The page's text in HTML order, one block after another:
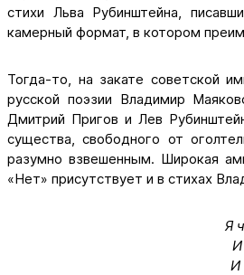
стихи Льва Рубинштейна,
камерный формат, в котором
Тогда-то, на закате советской
русской поэзии Владимир
Дмитрий Пригов и Лев
существа, свободного от
разумно взвешенным. Широкая
«Нет» присутствует и в стихах
Я
И
И